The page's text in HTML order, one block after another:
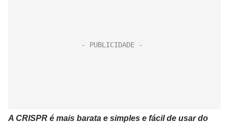
A CRISPR é mais barata e simples e fácil de usar do